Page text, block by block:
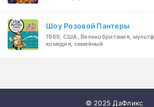
Шоу Розовой Пантеры
1969, США, Великобритания,
комедия, семейный
© 2025 ДаФликс